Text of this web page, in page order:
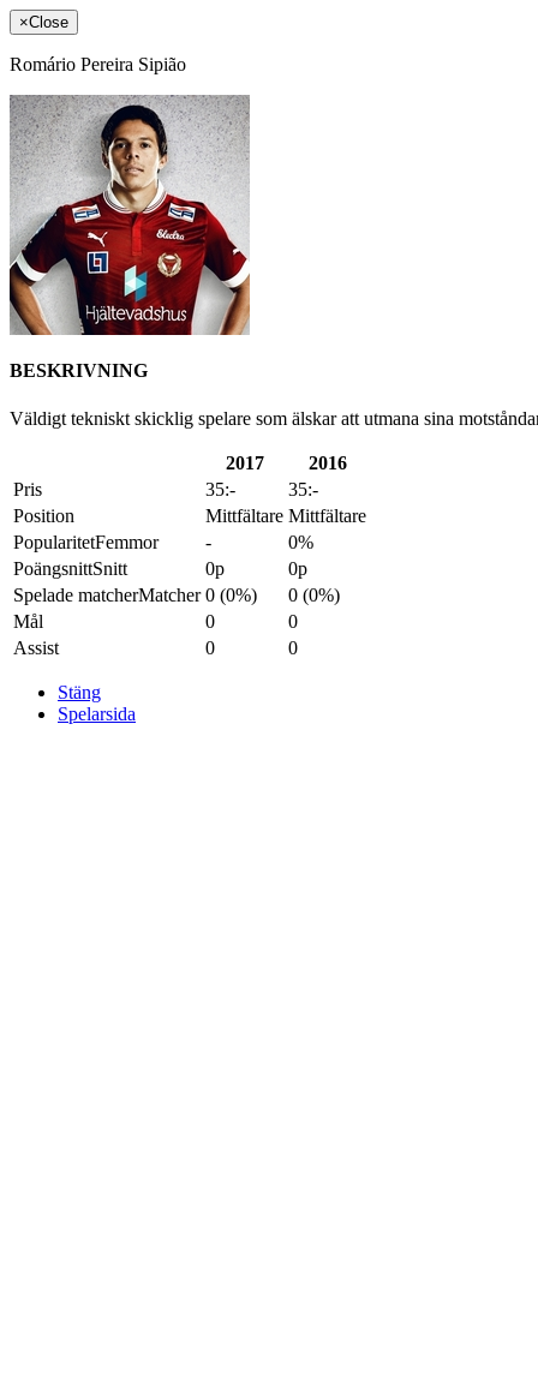
×Close
Romário Pereira Sipião
BESKRIVNING
Väldigt tekniskt skicklig spelare som älskar att utmana sina
2017
2016
Pris
35:-
35:-
Position
Mittfältare Mittfältare
PopularitetFemmor -
0%
PoängsnittSnitt 0p
0p
Spelade matcherMatcher 0 (0%)
0 (0%)
Mål
0
0
Assist
0 0
Stäng
Spelarsida